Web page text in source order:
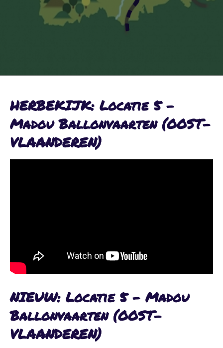
HERBEKIJK: Locatie 5 -
Madou Ballonvaarten (OOST-
VLAANDEREN)
NIEUW: Locatie 5 - Madou
Ballonvaarten (OOST-
VLAANDEREN)